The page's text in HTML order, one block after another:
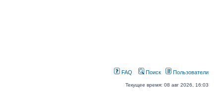
FAQ Поиск Пользователи
Текущее время: 08 авг 2026, 16:03